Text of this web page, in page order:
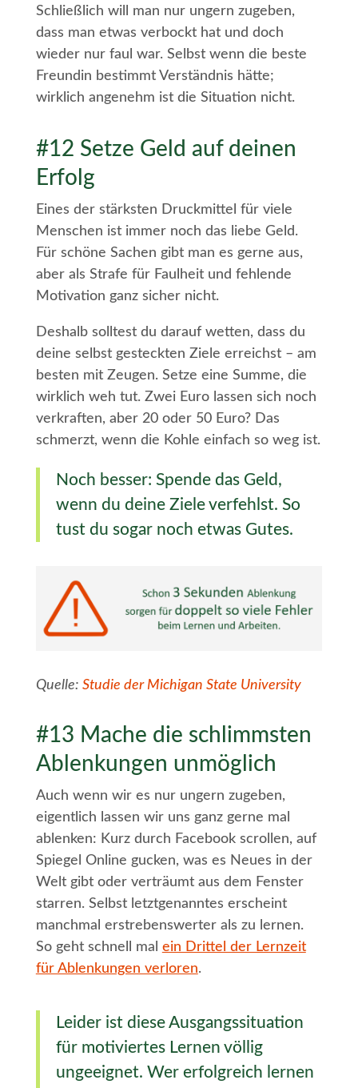
Schließlich will man nur ungern zugeben,
dass man etwas verbockt hat und doch
wieder nur faul war. Selbst wenn die beste
Freundin bestimmt Verständnis hätte;
wirklich angenehm ist die Situation nicht.
#12 Setze Geld auf deinen
Erfolg
Eines der stärksten Druckmittel für viele
Menschen ist immer noch das liebe Geld.
Für schöne Sachen gibt man es gerne aus,
aber als Strafe für Faulheit und fehlende
Motivation ganz sicher nicht.
Deshalb solltest du darauf wetten, dass du
deine selbst gesteckten Ziele erreichst – am
besten mit Zeugen. Setze eine Summe, die
wirklich weh tut. Zwei Euro lassen sich noch
verkraften, aber 20 oder 50 Euro? Das
schmerzt, wenn die Kohle einfach so weg ist.
Noch besser: Spende das Geld,
wenn du deine Ziele verfehlst. So
tust du sogar noch etwas Gutes.
Quelle: Studie der Michigan State University
#13 Mache die schlimmsten
Ablenkungen unmöglich
Auch wenn wir es nur ungern zugeben,
eigentlich lassen wir uns ganz gerne mal
ablenken: Kurz durch Facebook scrollen, auf
Spiegel Online gucken, was es Neues in der
Welt gibt oder verträumt aus dem Fenster
starren. Selbst letztgenanntes erscheint
manchmal erstrebenswerter als zu lernen.
So geht schnell mal ein Drittel der Lernzeit
für Ablenkungen verloren.
Leider ist diese Ausgangssituation
für motiviertes Lernen völlig
ungeeignet. Wer erfolgreich lernen